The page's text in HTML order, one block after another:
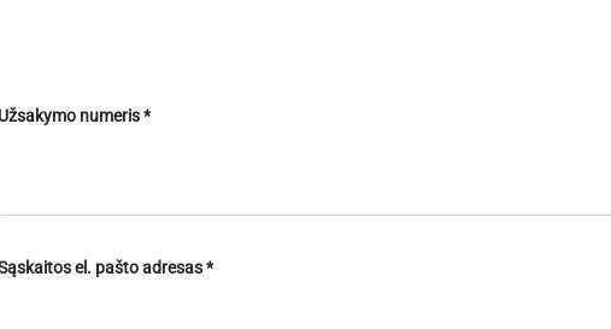
Užsakymo numeris*
el. pašto adresas*